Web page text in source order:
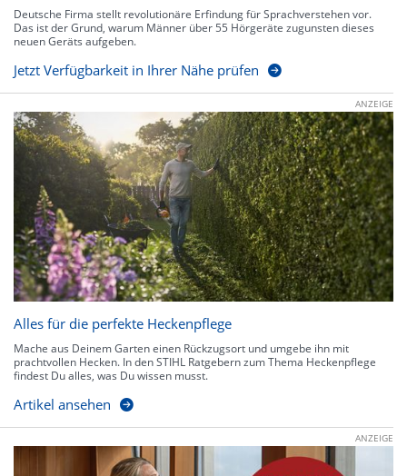
Deutsche Firma stellt revolutionäre Erfindung für Sprachverstehen vor.
Das ist der Grund, warum Männer über 55 Hörgeräte zugunsten dieses
neuen Geräts aufgeben.
Jetzt Verfügbarkeit in Ihrer Nähe prüfen
ANZEIGE
Alles für die perfekte Heckenpflege
Mache aus Deinem Garten einen Rückzugsort und umgebe ihn mit
prachtvollen Hecken. In den STIHL Ratgebern zum Thema Heckenpflege
findest Du alles, was Du wissen musst.
Artikel ansehen
ANZEIGE